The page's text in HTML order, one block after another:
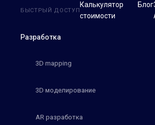
Разработка
3D mapping
3D моделирование
AR разработка
БЫСТРЫЙ ДОСТУП
Калькулятор
стоимости
Блог